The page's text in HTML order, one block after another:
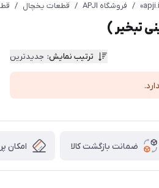
/ فروشگاه APJI / قطعات یخچال /
تبخیر )
ترتیب نمایش: جدیدترین
ضمانت بازگشت کالا امکان